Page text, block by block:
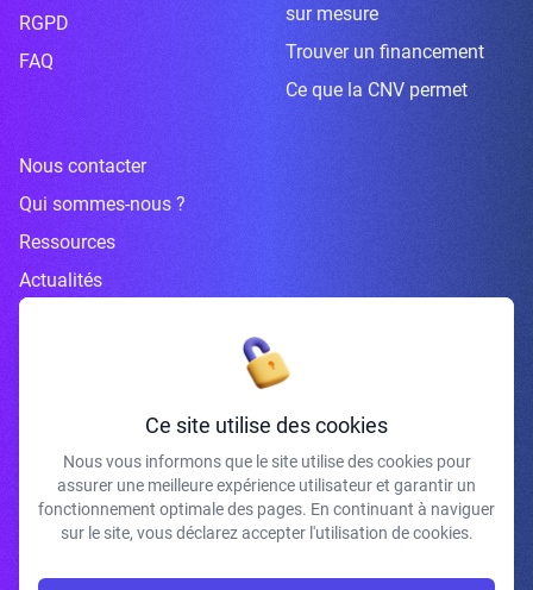
RGPD
FAQ
sur mesure
Trouver un financement
Ce que la CNV permet
Nous contacter
Qui sommes-nous ?
Ressources
Actualités
Inscrivez-vous à la newsletter
J'accepte de recevoir vos e-mails et confirme avoir pris connaissance de
votre politique de confidentialité et mentions légales.
Ce site utilise des cookies
Nous vous informons que le site utilise des cookies pour
assurer une meilleure expérience utilisateur et garantir un
fonctionnement optimale des pages. En continuant à naviguer
sur le site, vous déclarez accepter l'utilisation de cookies.